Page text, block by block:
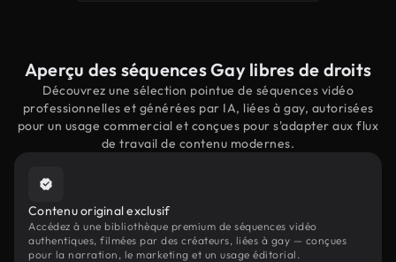
Aperçu des séquences Gay libres de droits
Découvrez une sélection pointue de séquences vidéo
professionnelles et générées par IA, liées à gay, autorisées
pour un usage commercial et conçues pour s'adapter aux flux
de travail de contenu modernes.
Contenu original exclusif
Accédez à une bibliothèque premium de séquences vidéo
authentiques, filmées par des créateurs, liées à gay — conçues
pour la narration, le marketing et un usage éditorial.